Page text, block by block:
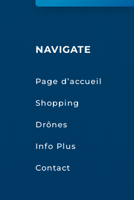
NAVIGATE
Page d’accueil
Shopping
Drônes
Info Plus
Contact